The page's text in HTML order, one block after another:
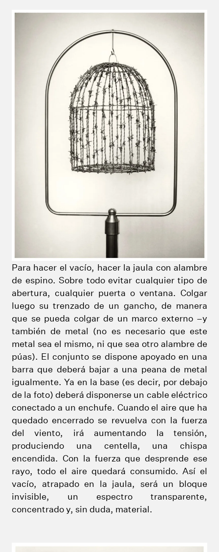
Para hacer el vacío, hacer la jaula con alambre
de espino. Sobre todo evitar cualquier tipo de
abertura, cualquier puerta o ventana. Colgar
luego su trenzado de un gancho, de manera
que se pueda colgar de un marco externo –y
también de metal (no es necesario que este
metal sea el mismo, ni que sea otro alambre de
púas). El conjunto se dispone apoyado en una
barra que deberá bajar a una peana de metal
igualmente. Ya en la base (es decir, por debajo
de la foto) deberá disponerse un cable eléctrico
conectado a un enchufe. Cuando el aire que ha
quedado encerrado se revuelva con la fuerza
del viento, irá aumentando la tensión,
produciendo una centella, una chispa
encendida. Con la fuerza que desprende ese
rayo, todo el aire quedará consumido. Así el
vacío, atrapado en la jaula, será un bloque
invisible, un espectro transparente,
concentrado y, sin duda, material.